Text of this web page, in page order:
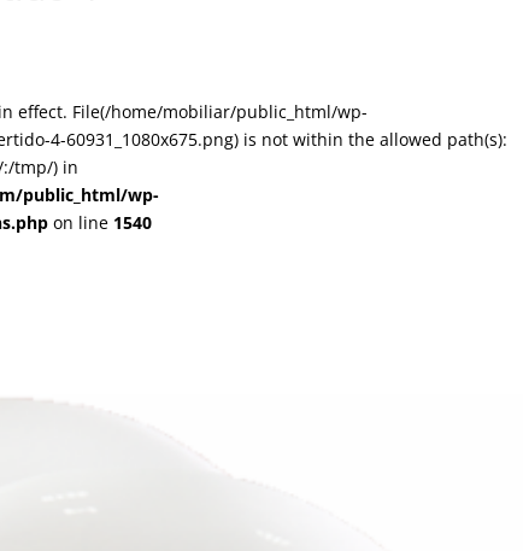
effect. File(/home/mobiliar/public_html/wp-
4-60931_1080x675.png) is not within the allowed path(s):
tmp/) in
public_html/wp-
on line 1540